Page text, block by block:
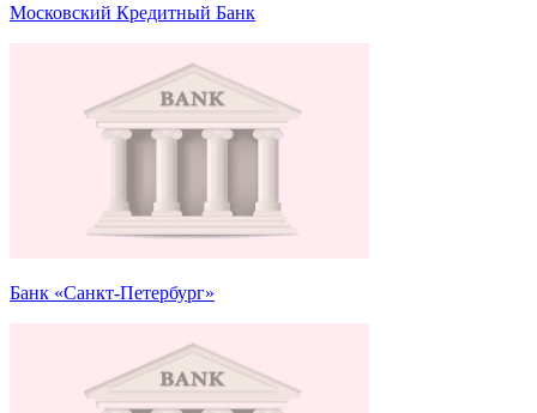
Московский Кредитный Банк
Банк «Санкт-Петербург»